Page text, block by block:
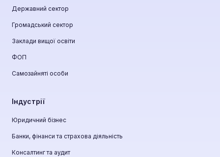
Державний сектор
Громадський сектор
Заклади вищої освіти
ФОП
Самозайняті особи
Індустрії
Юридичний бізнес
Банки, фінанси та страхова діяльність
Консалтинг та аудит